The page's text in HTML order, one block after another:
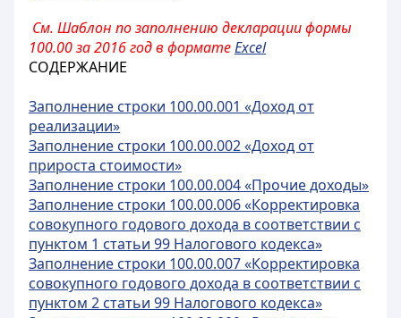
См. Шаблон по заполнению декларации формы
100.00 за 2016 год в форматеExcel
СОДЕРЖАНИЕ
Заполнение строки 100.00.001 «Доход от
реализации»
Заполнение строки 100.00.002 «Доход от
прироста стоимости»
Заполнение строки 100.00.004 «Прочие доходы»
Заполнение строки 100.00.006 «Корректировка
совокупного годового дохода в соответствии с
пунктом 1 статьи 99 Налогового кодекса»
Заполнение строки 100.00.007 «Корректировка
совокупного годового дохода в соответствии с
пунктом 2 статьи 99 Налогового кодекса»